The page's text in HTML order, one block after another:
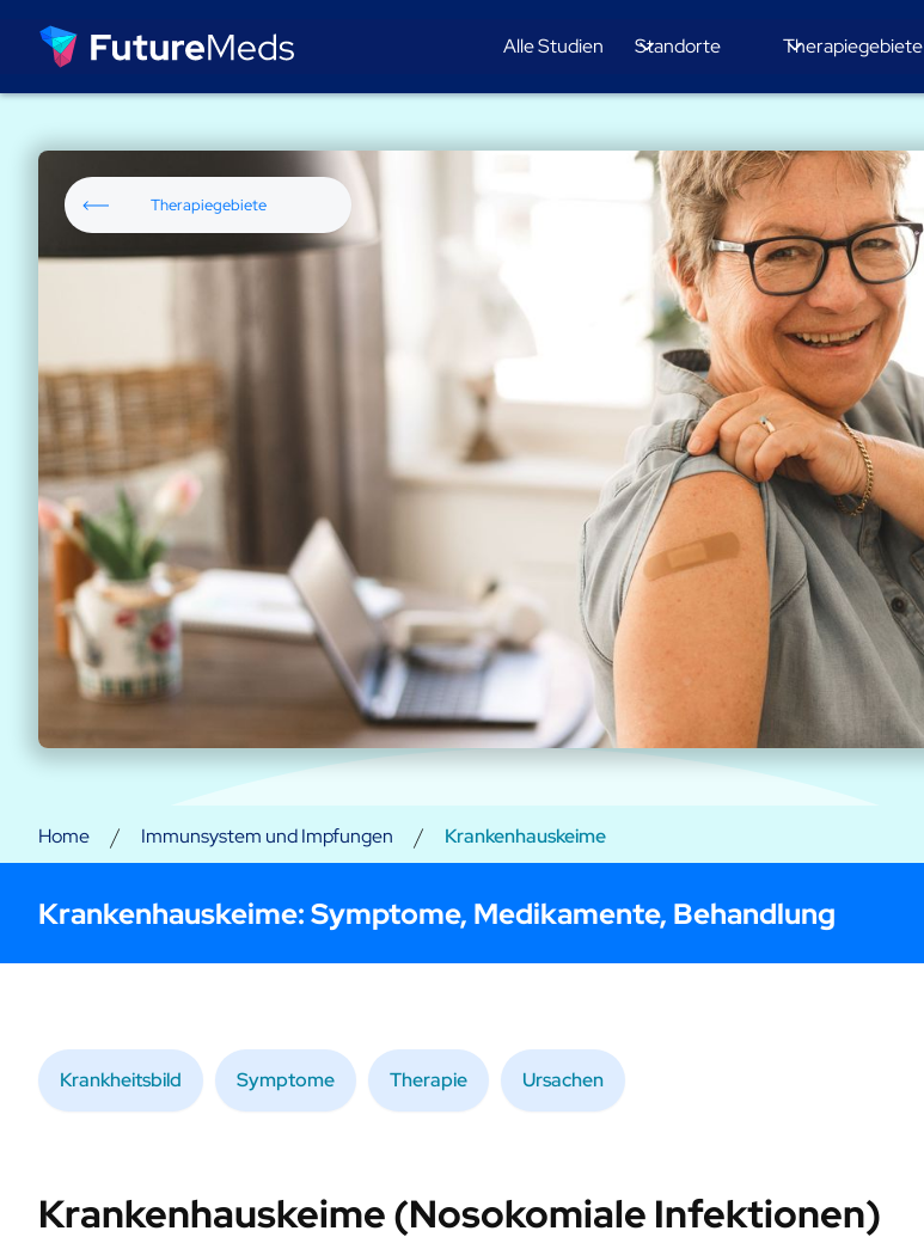
Alle Studien Standorte Therapiegebiete
Therapiegebiete
Home / Immunsystem und Impfungen / Krankenhauskeime
Krankenhauskeime: Symptome, Medikamente, Behandlung
Krankheitsbild Symptome Therapie Ursachen
Krankenhauskeime (Nosokomiale Infektionen)